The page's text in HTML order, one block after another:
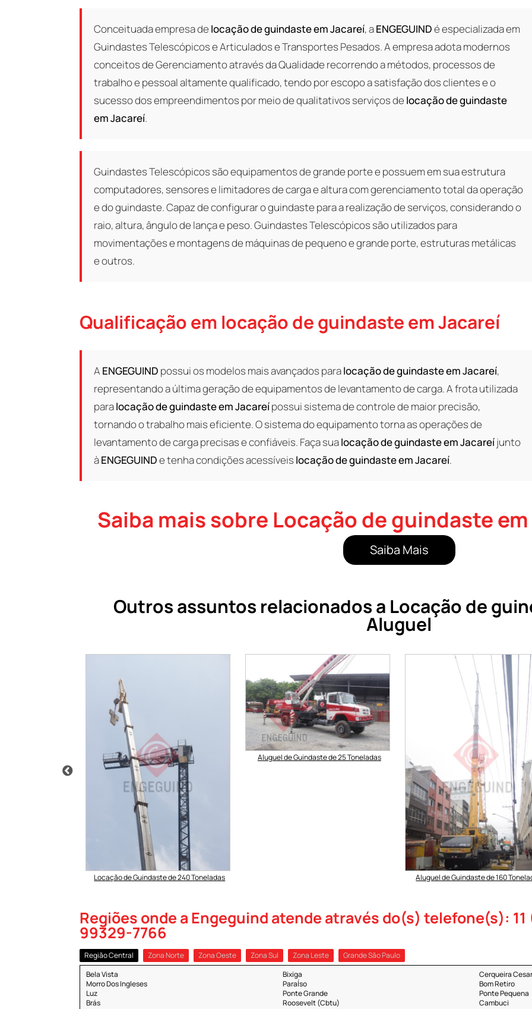
Conceituada empresa de locação de guindaste em Jacareí, aENGEGUINDé especializada em
Guindastes Telescópicos e Articulados e Transportes Pesados. A empresa adota modernos
conceitos de Gerenciamento através da Qualidade recorrendo a métodos, processos de
trabalho e pessoal altamente qualificado, tendo por escopo a satisfação dos clientes e o
sucesso dos empreendimentos por meio de qualitativos serviços de locação de guindaste
em Jacareí.
Guindastes Telescópicos são equipamentos de grande porte e possuem em sua estrutura
computadores, sensores e limitadores de carga e altura com gerenciamento total da operação
e do guindaste. Capaz de configurar o guindaste para a realização de serviços, considerando o
raio, altura, ângulo de lança e peso. Guindastes Telescópicos são utilizados para
movimentações e montagens de máquinas de pequeno e grande porte, estruturas metálicas
e outros.
Qualificação em locação de guindaste em Jacareí
A ENGEGUIND possui os modelos mais avançados paralocação de guindaste em Jacareí,
representando a última geração de equipamentos de levantamento de carga. A frota utilizada
paralocação de guindaste em Jacareípossui sistema de controle de maior precisão,
tornando o trabalho mais eficiente. O sistema do equipamento torna as operações de
levantamento de carga precisas e confiáveis. Faça sualocação de guindaste em Jacareíjunto
àENGEGUINDe tenha condições acessíveis locação de guindaste em Jacareí.
Saiba mais sobre Locação de guindaste
Saiba Mais
Outros assuntos relacionados a Locação de
Aluguel
em Santa Izabel –
Locação de Guindaste de 240 Toneladas
Aluguel de Guindaste de 25 Toneladas
Aluguel de Guindaste de 160
Regiões onde a Engeguind atende através do(s) telefone(s): 11
99329-7766
Região Central Zona Norte Zona Oeste Zona Sul Zona Leste
Grande São Paulo
Bela Vista
Bixiga
Cerqueira Cesar
Morro Dos Ingleses
ParaÍso
Bom Retiro
Luz
Ponte Grande
Ponte Pequena
Brás
Roosevelt (Cbtu)
Cambuci